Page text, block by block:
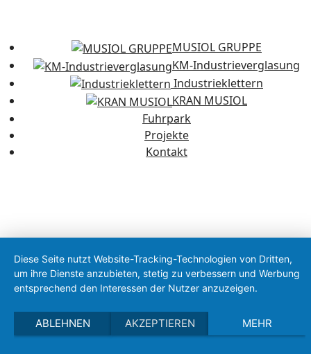
MUSIOL GRUPPE
KM-Industrieverglasung
Industrieklettern
KRAN MUSIOL
Fuhrpark
Projekte
Kontakt
Diese Seite nutzt Website-Tracking-Technologien von Dritten,
um ihre Dienste anzubieten, stetig zu verbessern und Werbung
entsprechend den Interessen der Nutzer anzuzeigen.
ABLEHNEN AKZEPTIEREN MEHR